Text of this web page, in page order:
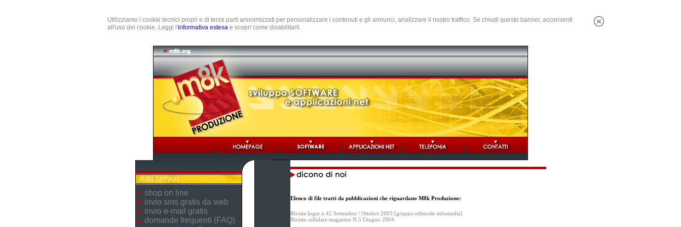
Utilizziamo i cookie tecnici propri e di terze parti anonimizzati per personalizzare i contenuti e gli annunci, analizzare il nostro traffico. Se chiudi questo banner, acconsenti
all'uso dei cookie. Leggi l'informativa estesa e scopri come disabilitarli.
Altri servizi
shop on line
invio sms gratis da web
invio e-mail gratis
domande frequenti (FAQ)
Elenco di file tratti da pubblicazioni che riguardano M8k Produzione:
Rivista login n.42 Settembre / Ottobre 2003 [gruppo editorale infomedia]
Rivista cellulare magazine N.5 Giugno 2004